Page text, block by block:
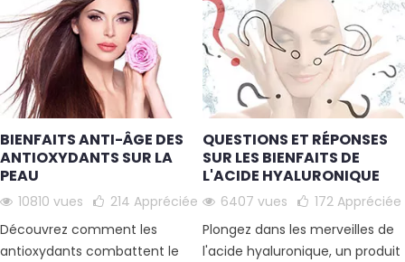
BIENFAITS ANTI-ÂGE DES
ANTIOXYDANTS SUR LA
PEAU
10810 vues 214 Appréciée
Découvrez comment les
antioxydants combattent le
QUESTIONS ET RÉPONSES
SUR LES BIENFAITS DE
L'ACIDE HYALURONIQUE
6407 vues 172 Appréciée
Plongez dans les merveilles de
l'acide hyaluronique, un produit